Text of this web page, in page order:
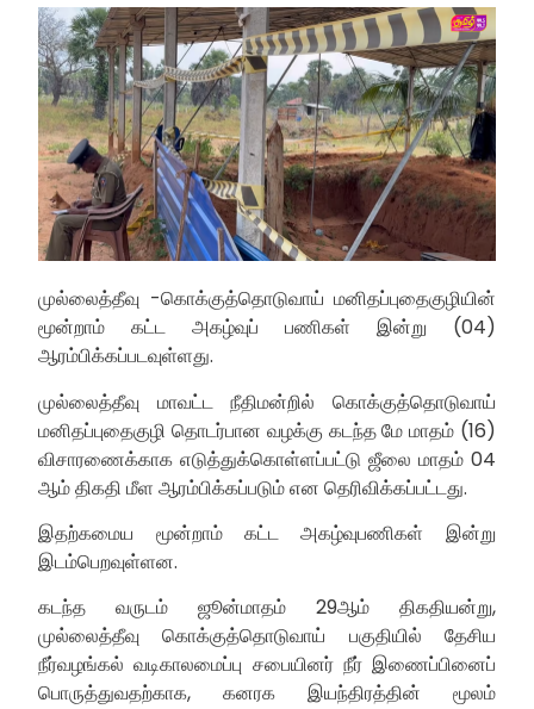
முல்லைத்தீவு -கொக்குத்தொடுவாய் மனிதப்புதைகுழியின்
மூன்றாம் கட்ட அகழ்வுப் பணிகள் இன்று (04)
ஆரம்பிக்கப்படவுள்ளது.
முல்லைத்தீவு மாவட்ட நீதிமன்றில் கொக்குத்தொடுவாய்
மனிதப்புதைகுழி தொடர்பான வழக்கு கடந்த மே மாதம் (16)
விசாரணைக்காக எடுத்துக்கொள்ளப்பட்டு ஜீலை மாதம் 04
ஆம் திகதி மீள ஆரம்பிக்கப்படும் என தெரிவிக்கப்பட்டது.
இதற்கமைய மூன்றாம் கட்ட அகழ்வுபணிகள் இன்று
இடம்பெறவுள்ளன.
கடந்த வருடம் ஜூன்மாதம் 29ஆம் திகதியன்று,
முல்லைத்தீவு கொக்குத்தொடுவாய் பகுதியில் தேசிய
நீர்வழங்கல் வடிகாலமைப்பு சபையினர் நீர் இணைப்பினைப்
பொருத்துவதற்காக, கனரக இயந்திரத்தின் மூலம்